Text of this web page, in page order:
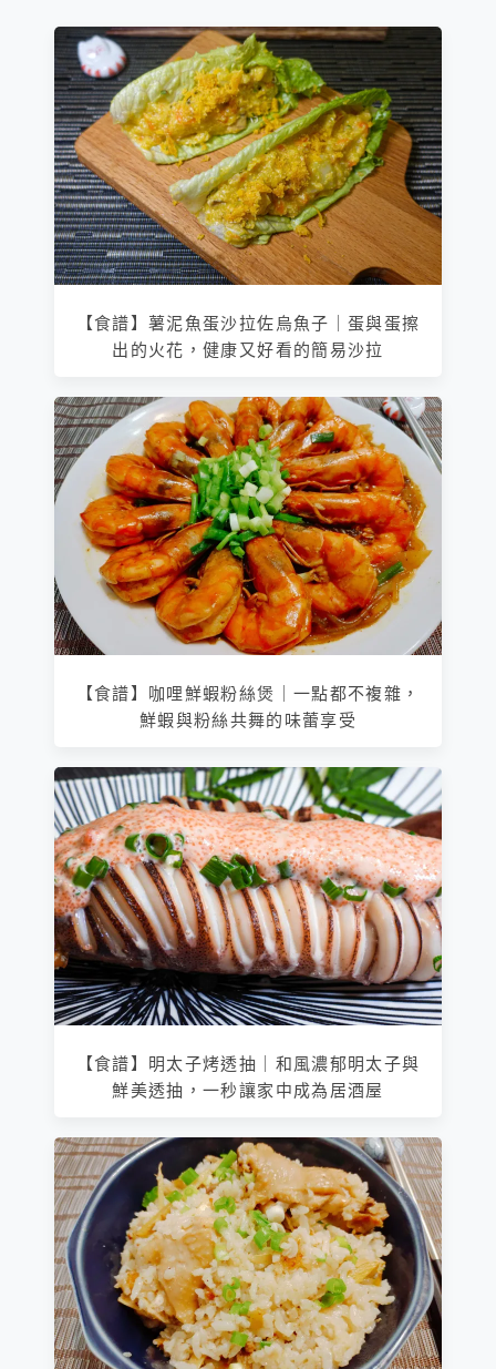
【食譜】薯泥魚蛋沙拉佐烏魚子｜蛋與蛋擦
出的火花，健康又好看的簡易沙拉
【食譜】咖哩鮮蝦粉絲煲｜一點都不複雜，
鮮蝦與粉絲共舞的味蕾享受
【食譜】明太子烤透抽｜和風濃郁明太子與
鮮美透抽，一秒讓家中成為居酒屋